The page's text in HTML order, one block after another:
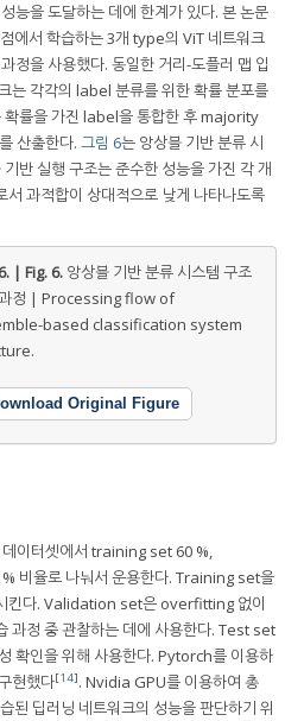
능을 도달하는 데에 한계가 있다. 본 논문
에서 학습하는 3개 type의 ViT 네트워크
정을 사용했다. 동일한 거리-도플러 맵 입
는 각각의 label 분류를 위한 확률 분포를
확률을 가진 label을 통합한 후 majority
산출한다. 그림 6는 앙상블 기반 분류 시
반 실행 구조는 준수한 성능을 가진 각 개
서 과적합이 상대적으로 낮게 나타나도록
| Fig. 6. 앙상블 기반 분류 시스템 구조
정 | Processing flow of
based classification system
Original Figure
데이터셋에서 training set 60 %,
비율로 나눠서 운용한다. Training set을
킨다. Validation set은 overfitting 없이
과정 중 관찰하는 데에 사용한다. Test set
확인을 위해 사용한다. Pytorch를 이용하
현했다[14]. Nvidia GPU를 이용하여 총
된 딥러닝 네트워크의 성능을 판단하기 위